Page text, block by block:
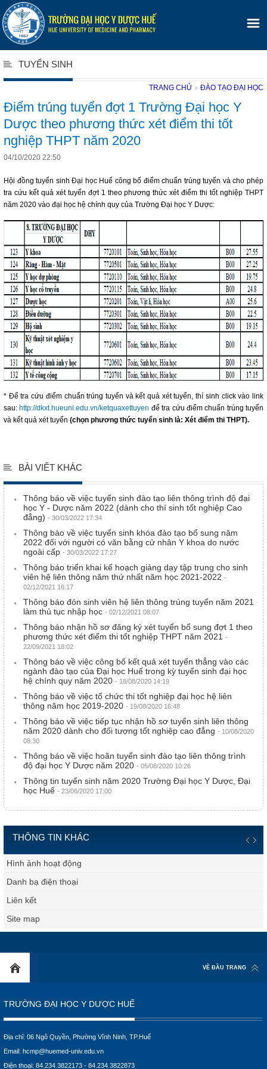
TUYỂN SINH
TRANG CHỦ › ĐÀO TẠO ĐẠI HỌC
Điểm trúng tuyển đợt 1 Trường Đại học Y
Dược theo phương thức xét điểm thi tốt
nghiệp THPT năm 2020
04/10/2020 22:50
Hội đồng tuyển sinh Đại học Huế công bố điểm chuẩn trúng tuyển và cho phép
tra cứu kết quả xét tuyển đợt 1 theo phương thức xét điểm thi tốt nghiệp THPT
năm 2020 vào đại học hệ chính quy của Trường Đại học Y Dược:
* Để tra cứu điểm chuẩn trúng tuyển và kết quả xét tuyển, thí sinh click vào link
sau: http://dkxt.hueuni.edu.vn/ketquaxettuyen để tra cứu điểm chuẩn trúng tuyển
và kết quả xét tuyển (chọn phương thức tuyển sinh là: Xét điểm thi THPT).
BÀI VIẾT KHÁC
Thông báo về việc tuyển sinh đào tạo liên thông trình độ đại
học Y - Dược năm 2022 (dành cho thí sinh tốt nghiệp Cao
đẳng) - 30/03/2022 17:34
Thông báo về việc tuyển sinh khóa đào tạo bổ sung năm
2022 đối với người có văn bằng cử nhân Y khoa do nước
ngoài cấp - 30/03/2022 17:27
Thông báo triển khai kế hoạch giảng dạy tập trung cho sinh
viên hệ liên thông năm thứ nhất năm học 2021-2022 -
02/12/2021 16:17
Thông báo đón sinh viên hệ liên thông trúng tuyển năm 2021
làm thủ tục nhập học - 02/12/2021 08:07
Thông báo nhận hồ sơ đăng ký xét tuyển bổ sung đợt 1 theo
phương thức xét điểm thi tốt nghiệp THPT năm 2021 -
22/09/2021 18:02
Thông báo về việc công bố kết quả xét tuyển thẳng vào các
ngành đào tạo của Đại học Huế trong kỳ tuyển sinh đại học
hệ chính quy năm 2020 - 18/08/2020 14:19
Thông báo về việc tổ chức thi tốt nghiệp đại học hệ liên
thông năm học 2019-2020 - 19/08/2020 16:48
Thông báo về việc tiếp tục nhận hồ sơ tuyển sinh liên thông
năm 2020 dành cho đối tượng tốt nghiệp cao đẳng - 10/08/2020
08:30
Thông báo về việc hoãn tuyển sinh đào tạo liên thông trình
độ đại học Y Dược năm 2020 - 05/08/2020 10:26
Thông tin tuyển sinh năm 2020 Trường Đại học Y Dược, Đại
học Huế - 23/06/2020 17:00
THÔNG TIN KHÁC
Hình ảnh hoạt động
Danh bạ điện thoại
Liên kết
Site map
VỀ ĐẦU TRANG
TRƯỜNG ĐẠI HỌC Y DƯỢC HUẾ
Địa chỉ: 06 Ngô Quyền, Phường Vĩnh Ninh, TP.Huế
Email: hcmp@huemed-univ.edu.vn
Điện thoại: 84.234.3822173 - 84.234.3822873